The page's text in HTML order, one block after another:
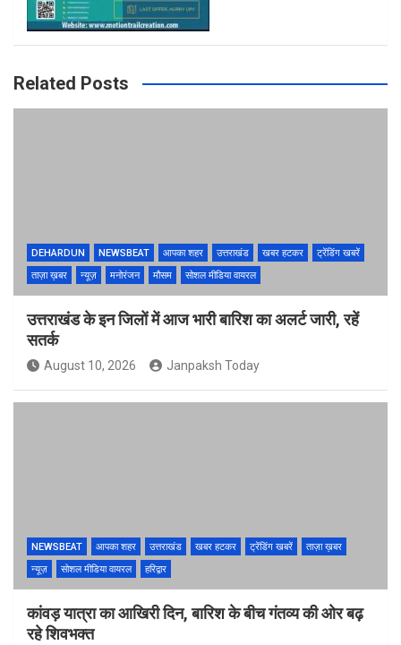
Related Posts
DEHARDUN NEWSBEAT आपका शहर उत्तराखंड खबर हटकर
ट्रेंडिंग खबरें
ताज़ा ख़बर
न्यूज़ मनोरंजन मौसम सोशल मीडिया वायरल
उत्तराखंड के इन जिलों में आज भारी बारिश का अलर्ट जारी, रहें
सतर्क
August 10, 2026 Janpaksh Today
NEWSBEAT आपका शहर उत्तराखंड खबर हटकर ट्रेंडिंग खबरें
ताज़ा ख़बर
न्यूज़
सोशल मीडिया वायरल हरिद्वार
कांवड़ यात्रा का आखिरी दिन, बारिश के बीच गंतव्य की ओर बढ़
रहे शिवभक्त